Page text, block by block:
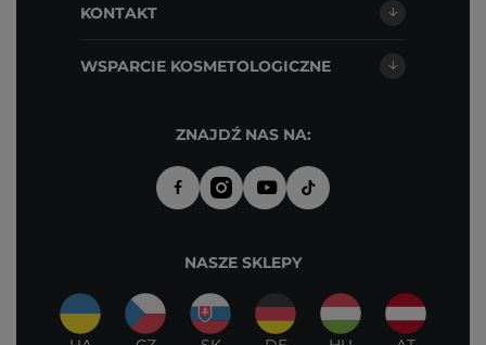
KONTAKT
WSPARCIE KOSMETOLOGICZNE
ZNAJDŹ NAS NA:
NASZE SKLEPY